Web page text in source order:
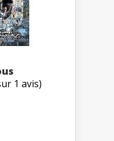
1 avis)